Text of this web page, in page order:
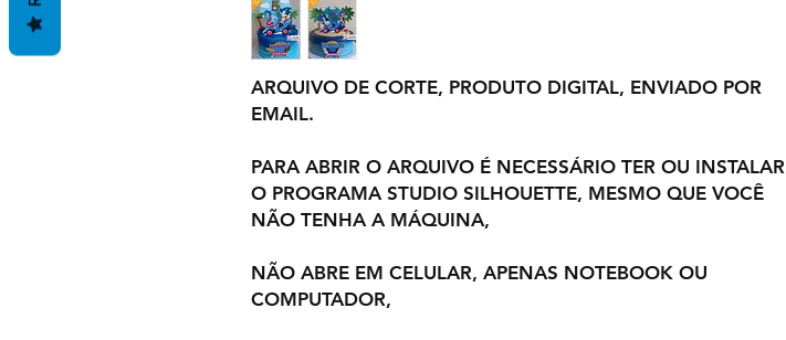
ARQUIVO DE CORTE, PRODUTO DIGITAL, ENVIADO POR
EMAIL.
PARA ABRIR O ARQUIVO É NECESSÁRIO TER OU INSTALAR
O PROGRAMA STUDIO SILHOUETTE, MESMO QUE VOCÊ
NÃO TENHA A MÁQUINA,
NÃO ABRE EM CELULAR, APENAS NOTEBOOK OU
COMPUTADOR,